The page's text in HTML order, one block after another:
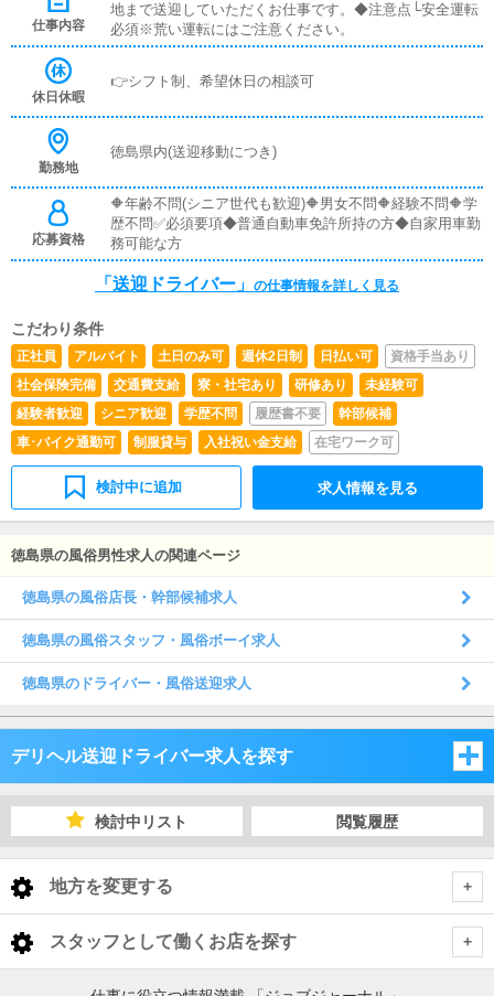
仕事内容
地まで送迎していただくお仕事です。◆注意点└安全運転
必須※荒い運転にはご注意ください。
休日休暇
👉シフト制、希望休日の相談可
勤務地
徳島県内(送迎移動につき)
応募資格
🔶年齢不問(シニア世代も歓迎)🔶男女不問🔶経験不問🔶学
歴不問✅必須要項◆普通自動車免許所持の方◆自家用車勤
務可能な方
「送迎ドライバー」 の仕事情報を詳しく見る
こだわり条件
正社員 アルバイト 土日のみ可 週休2日制 日払い可
資格手当あり
社会保険完備
交通費支給 寮・社宅あり 研修あり
未経験可
経験者歓迎
シニア歓迎 学歴不問 履歴書不要
幹部候補
車･バイク通勤可
制服貸与 入社祝い金支給 在宅ワーク可
検討中に追加 求人情報を見る
徳島県の風俗男性求人の関連ページ
徳島県の風俗店長・幹部候補求人
徳島県の風俗スタッフ・風俗ボーイ求人
徳島県のドライバー・風俗送迎求人
デリヘル送迎ドライバー求人を探す
岡山県
検討中リスト 閲覧履歴
地方を変更する
< 全国トップ
北海道 男性高収入
スタッフとして働くお店を探す